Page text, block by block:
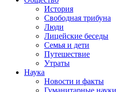
История
Свободная трибуна
Люди
Лицейские беседы
Семья и дети
Путешествие
Утраты
Наука
Новости и факты
Гуманитарные науки